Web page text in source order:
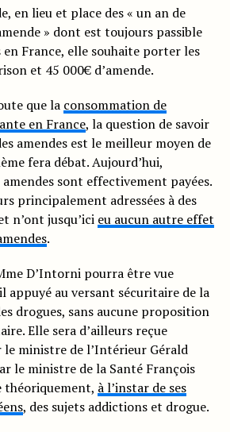
en lieu et place des « un an de
» dont est toujours passible
en France, elle souhaite porter les
et 45 000€ d’amende.
que la consommation de
en France, la question de savoir
amendes est le meilleur moyen de
fera débat. Aujourd’hui,
sont effectivement payées.
principalement adressées à des
n’ont jusqu’ici eu aucun autre effet
.
D’Intorni pourra être vue
appuyé au versant sécuritaire de la
drogues, sans aucune proposition
Elle sera d’ailleurs reçue
ministre de l’Intérieur Gérald
le ministre de la Santé François
théoriquement, à l’instar de ses
, des sujets addictions et drogue.